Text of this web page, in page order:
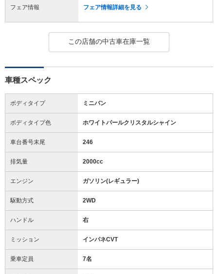
フェア情報 フェア情報詳細を見る
この店舗の中古車在庫一覧
車種スペック
ボディタイプ ミニバン
ボディタイプ色 ホワイトパールクリスタルシャイン
車台番号末尾 246
排気量 2000cc
エンジン ガソリン(レギュラー)
駆動方式 2WD
ハンドル 右
ミッション インパネCVT
乗車定員 7名